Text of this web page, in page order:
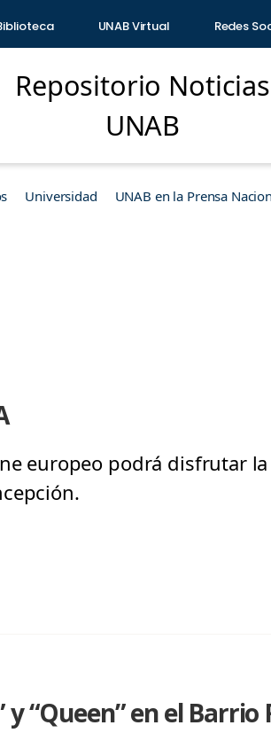
UNAB Virtual Redes
Repositorio Noticias
UNAB
Universidad UNAB en la Prensa
europeo podrá disfrutar
“Queen” en el Barrio